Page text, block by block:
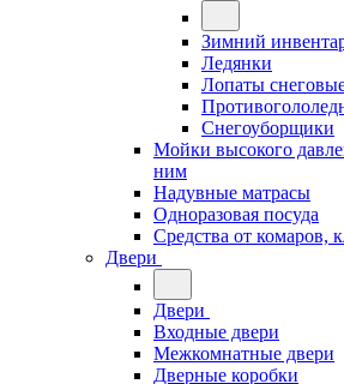
Зимний
Ледянки
Лопаты
Снегоуборщики
Мойки высокого
ним
Надувные матрасы
Одноразовая посуда
Средства от комаров,
Двери
Двери
Входные двери
Межкомнатные двери
Дверные коробки